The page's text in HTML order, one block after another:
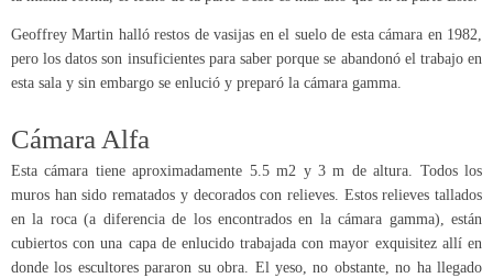
Geoffrey Martin halló restos de vasijas en el suelo de esta cámara en 1982,
pero los datos son insuficientes para saber porque se abandonó el trabajo en
esta sala y sin embargo se enlució y preparó la cámara gamma.
Cámara Alfa
Esta cámara tiene aproximadamente 5.5 m2 y 3 m de altura. Todos los
muros han sido rematados y decorados con relieves. Estos relieves tallados
en la roca (a diferencia de los encontrados en la cámara gamma), están
cubiertos con una capa de enlucido trabajada con mayor exquisitez allí en
donde los escultores pararon su obra. El yeso, no obstante, no ha llegado